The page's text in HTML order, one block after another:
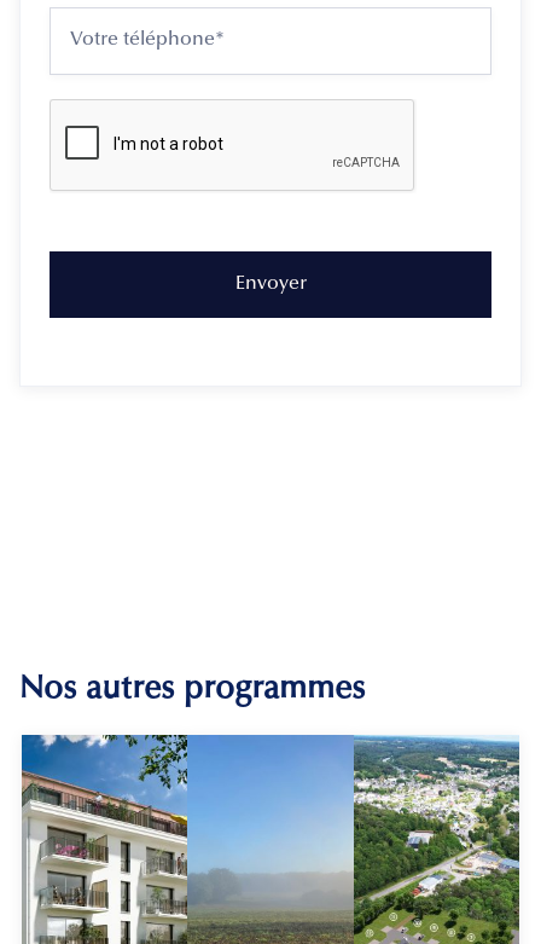
Nos autres programmes